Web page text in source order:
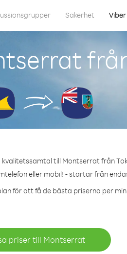
Säkerhet
kvalitetssamtal till Montserrat från
eller mobil! - startar från
för att få de bästa priserna per
priser till Montserrat